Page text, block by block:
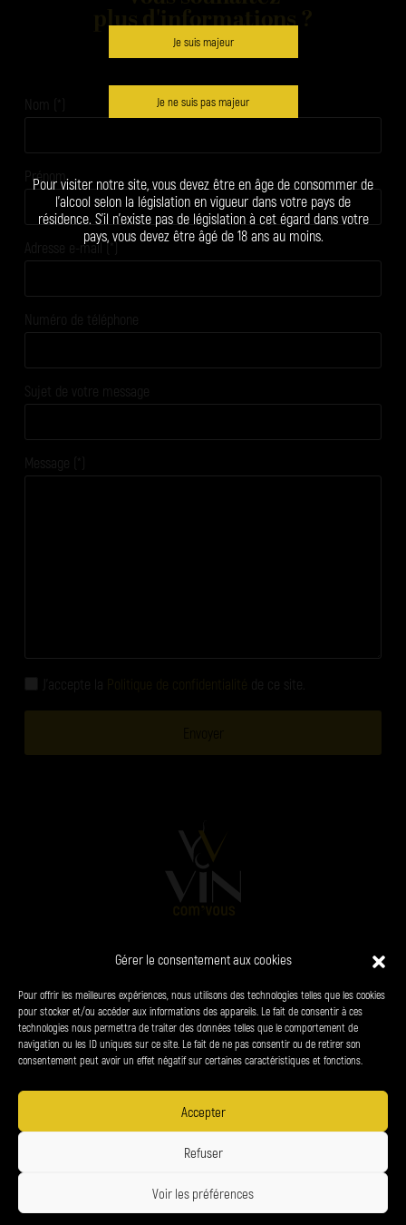
Gérer le consentement aux cookies
Pour offrir les meilleures expériences, nous utilisons des technologies telles que les cookies
pour stocker et/ou accéder aux informations des appareils. Le fait de consentir à ces
technologies nous permettra de traiter des données telles que le comportement de
navigation ou les ID uniques sur ce site. Le fait de ne pas consentir ou de retirer son
consentement peut avoir un effet négatif sur certaines caractéristiques et fonctions.
Accepter
Refuser
Voir les préférences
Je suis majeur
Je ne suis pas majeur
Pour visiter notre site, vous devez être en âge de consommer de
l’alcool selon la législation en vigueur dans votre pays de
résidence. S’il n’existe pas de législation à cet égard dans votre
pays, vous devez être âgé de 18 ans au moins.
plus d'informations ?
Nom (*)
Prénom
Adresse e-mail (*)
Numéro de téléphone
Sujet de votre message
Message (*)
J'accepte la de ce site.
VINS CHAMPAGNES SPIRITUEUX
PRODUITS DU TERROIR CONTACT
38 chemin du panorama - le Bourg 24310 Brantôme-en-Périgord
denis.petrel@vin-com-vous.fr
L'abus d'alcool est dangereux pour la santé.
Création Com Together
Vin Com'vous 2026 | Tous droits réservésMentions légales